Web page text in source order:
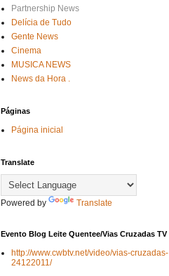
Partnership News
Delícia de Tudo
Gente News
Cinema
MUSICA NEWS
News da Hora .
Páginas
Página inicial
Translate
Powered by Translate
Evento Blog Leite Quentee/Vias Cruzadas TV
http://www.cwbtv.net/video/vias-cruzadas-
24122011/